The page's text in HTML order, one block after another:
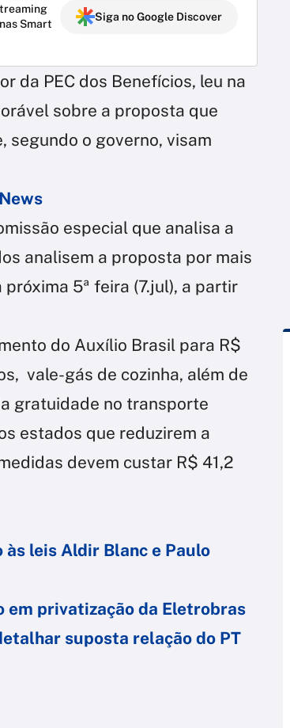
Smart
Siga no Google Discover
da PEC dos Benefícios, leu na
sobre a proposta que
segundo o governo, visam
especial que analisa a
analisem a proposta por mais
5ª feira (7.jul), a partir
do Auxílio Brasil para R$
vale-gás de cozinha, além de
gratuidade no transporte
estados que reduzirem a
devem custar R$ 41,2
leis Aldir Blanc e Paulo
em privatização da Eletrobras
suposta relação do PT